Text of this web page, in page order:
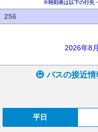
※時刻表は以下の行先
256
2026年8
バスの接近情
平日